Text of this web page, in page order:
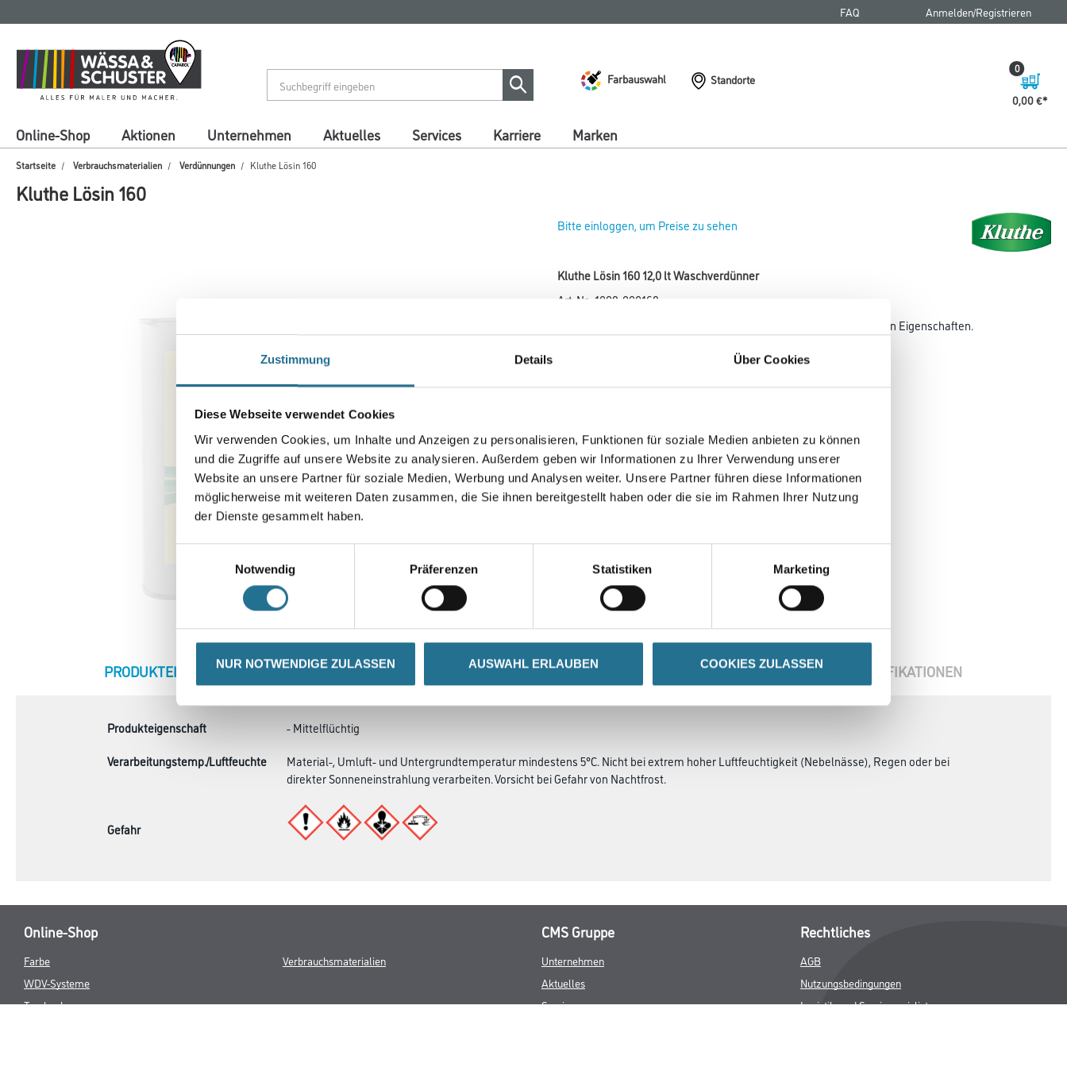
Zustimmung Details Über Cookies
Diese Webseite verwendet Cookies
Wir verwenden Cookies, um Inhalte und Anzeigen zu personalisieren, Funktionen für soziale Medien anbieten zu können
und die Zugriffe auf unsere Website zu analysieren. Außerdem geben wir Informationen zu Ihrer Verwendung unserer
Website an unsere Partner für soziale Medien, Werbung und Analysen weiter. Unsere Partner führen diese Informationen
möglicherweise mit weiteren Daten zusammen, die Sie ihnen bereitgestellt haben oder die sie im Rahmen Ihrer Nutzung
der Dienste gesammelt haben.
Notwendig
Präferenzen Statistiken Marketing
NUR NOTWENDIGE ZULASSEN AUSWAHL ERLAUBEN COOKIES ZULASSEN
springen
springen
FAQ Anmelden/Registrieren
Farbauswahl
Standorte
0,00 €
0
Online-Shop Aktionen Unternehmen Aktuelles Services Karriere Marken
Startseite Verbrauchsmaterialien Verdünnungen Kluthe Lösin 160
Kluthe Lösin 160
Bitte einloggen, um Preise zu sehen
Kluthe Lösin 160 12,0 lt Waschverdünner
Art-Nr.: 1008-000168
Reinigungs- und Waschverdünner mit hervorragenden fettlösenden Eigenschaften.
Umrechnungsfaktoren
CURRENT
PRODUKTEIGENSCHAFTEN ZUSATZINFOS GEFAHRENHINWEISE DATENBLÄTTER SPEZIFIKATIONEN
Produkteigenschaft
- Mittelflüchtig
Verarbeitungstemp./Luftfeuchte
Material-, Umluft- und Untergrundtemperatur mindestens 5°C. Nicht bei extrem hoher Luftfeuchtigkeit (Nebelnässe), Regen oder bei
direkter Sonneneinstrahlung verarbeiten. Vorsicht bei Gefahr von Nachtfrost.
Gefahr
Online-Shop
Farbe
WDV-Systeme
Trockenbau
Verbrauchsmaterialien
CMS Gruppe
Unternehmen
Aktuelles
Services
Rechtliches
AGB
Nutzungsbedingungen
Logistik- und Servicepreisliste